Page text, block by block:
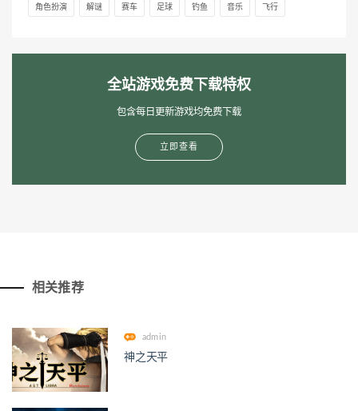
角色扮演 解谜 赛车 足球 钓鱼 音乐 飞行
全站游戏免费下载特权
包含每日更新游戏均免费下载
立即查看
相关推荐
admin
神之天平